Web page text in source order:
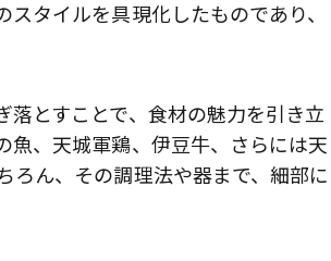
タイルを具現化したものであり、
とすことで、食材の魅力を引き立
魚、天城軍鶏、伊豆牛、さらには天
ろん、その調理法や器まで、細部に